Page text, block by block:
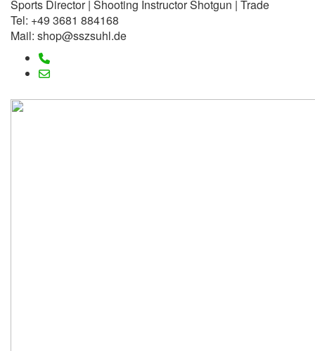
Sports Director | Shooting Instructor Shotgun | Trade
Tel: +49 3681 884168
Mail: shop@sszsuhl.de